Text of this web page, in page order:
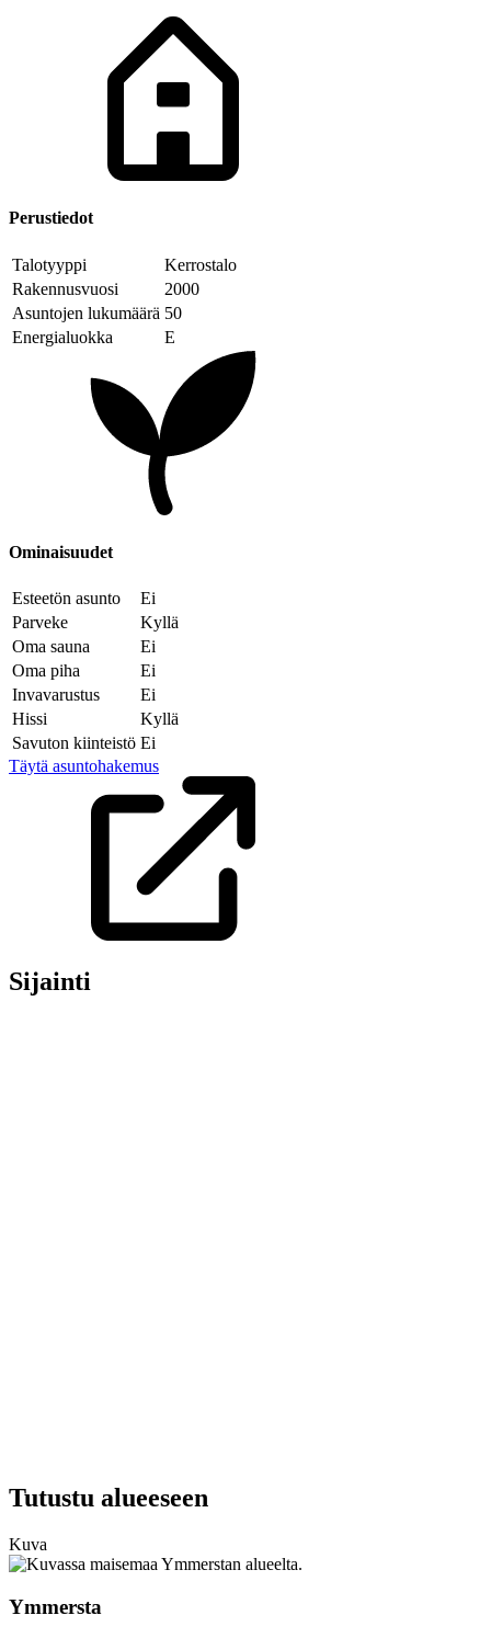
Perustiedot
Talotyyppi
Kerrostalo
Rakennusvuosi
2000
Asuntojen lukumäärä 50
Energialuokka
E
Ominaisuudet
Esteetön asunto
Ei
Parveke
Kyllä
Oma sauna
Ei
Oma piha
Ei
Invavarustus
Ei
Hissi
Kyllä
Savuton kiinteistö Ei
Täytä asuntohakemus
Sijainti
Tutustu alueeseen
Kuva
Ymmersta